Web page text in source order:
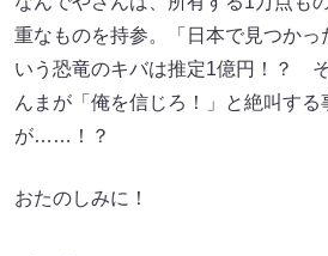
重なものを持参。「日本で見つかっ
いう恐竜のキバは推定1億円！？
んまが「俺を信じろ！」と絶叫す
が……！？
おたのしみに！